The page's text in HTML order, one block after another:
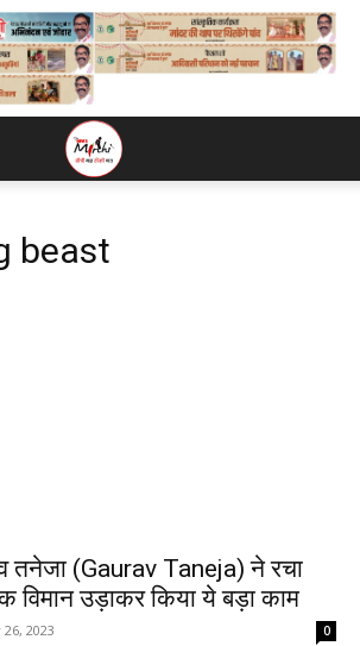
beast
तनेजा (Gaurav Taneja) ने रचा
विमान उड़ाकर किया ये बड़ा काम
26, 2023 0